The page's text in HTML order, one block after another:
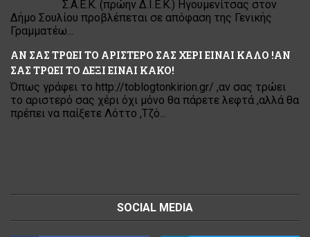
Σ.Α.Ε.Κ. (πρώην Δ.Ι.Ε.Κ.) Ηγουμενίτσας στον
Δήμο Σουλίου προβλέπεται σε απόφαση της Γενικής
Γραμματέω...
ΑΝ ΣΑΣ ΤΡΩΕΙ ΤΟ ΑΡΙΣΤΕΡΟ ΣΑΣ ΧΕΡΙ ΕΙΝΑΙ ΚΑΛΟ !ΑΝ
ΣΑΣ ΤΡΩΕΙ ΤΟ ΔΕΞΙ ΕΙΝΑΙ ΚΑΚΟ!
Όπως γράφει το http://toblogtonkirion.gr/ ,αν σας τρώει
το αριστερό σας χέρι όχι μόνο θα πάρετε λεφτά ,αλλά θα
πρέπει να παίξετε Λόττο ,Τζό...
SOCIAL MEDIA